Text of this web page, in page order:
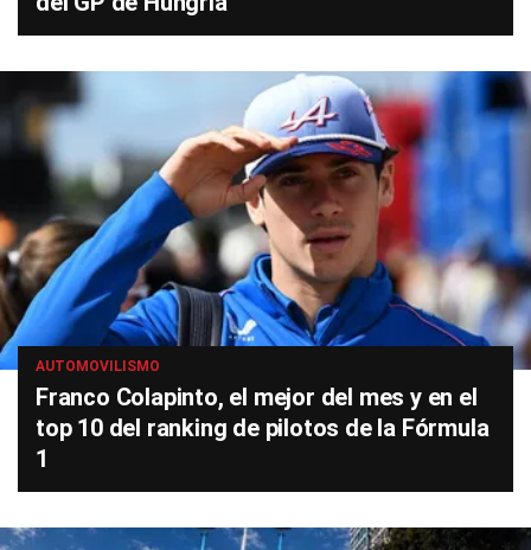
AUTOMOVILISMO
Franco Colapinto, el mejor del mes y en el
top 10 del ranking de pilotos de la Fórmula
1